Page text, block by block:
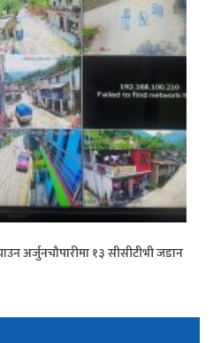
अर्जुनचौपारीमा १३ सीसीटीभी जडान